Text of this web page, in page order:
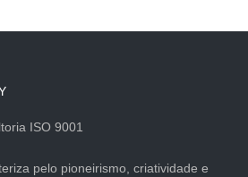
pelo pioneirismo, criatividade e